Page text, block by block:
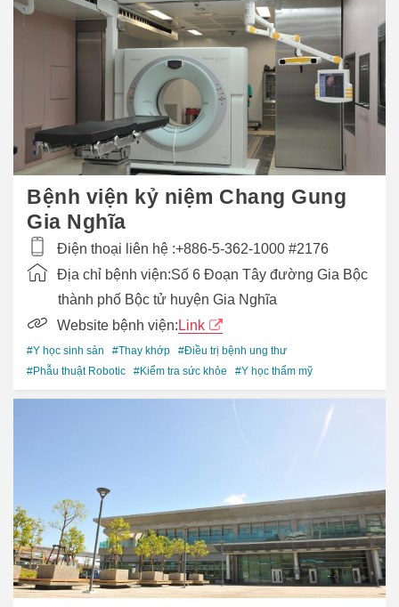
Bệnh viện kỷ niệm Chang Gung
Gia Nghĩa
Điện thoại liên hệ :+886-5-362-1000 #2176
Địa chỉ bệnh viện:Số 6 Đoạn Tây đường Gia Bộc
thành phố Bộc tử huyện Gia Nghĩa
Website bệnh viện: Link
#Y học sinh sản #Thay khớp
#Điều trị bệnh ung thư
#Phẫu thuật Robotic
#Kiểm tra sức khỏe #Y học thẩm mỹ